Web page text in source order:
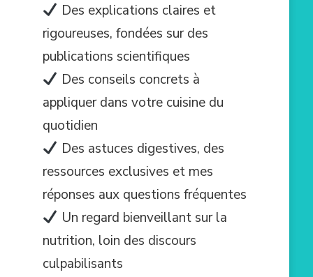
Des explications claires et
rigoureuses, fondées sur des
publications scientifiques
Des conseils concrets à
appliquer dans votre cuisine du
quotidien
Des astuces digestives, des
ressources exclusives et mes
réponses aux questions fréquentes
Un regard bienveillant sur la
nutrition, loin des discours
culpabilisants